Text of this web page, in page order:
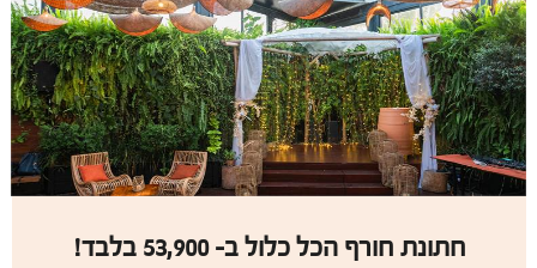
חתונת חורף הכל כלול ב- 53,900 בלבד!